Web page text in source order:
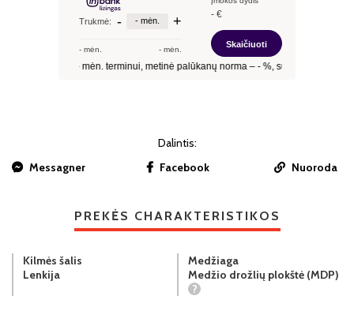
Dalintis:
Messagner
Facebook Nuoroda
PREKĖS CHARAKTERISTIKOS
Kilmės šalis
Lenkija
Medžiaga
Medžio drožlių plokštė (MDP)
?